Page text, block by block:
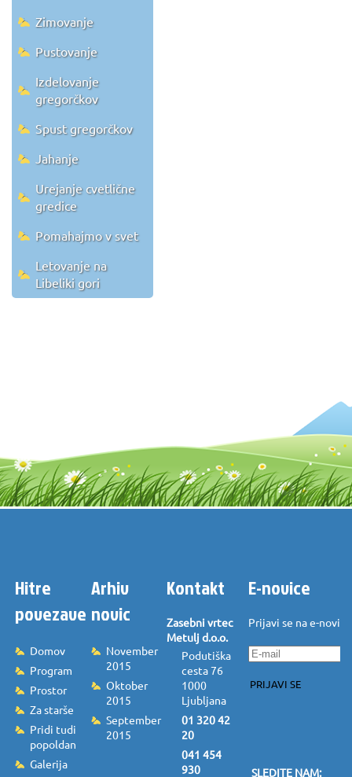
Zimovanje
Pustovanje
Izdelovanje
gregorčkov
Spust gregorčkov
Jahanje
Urejanje cvetlične
gredice
Pomahajmo v svet
Letovanje na
Libeliki gori
Hitre
povezave
Domov
Program
Prostor
Za starše
Pridi tudi
popoldan
Galerija
Arhiv
novic
November
2015
Oktober
2015
September
2015
Kontakt
Zasebni vrtec
Metulj d.o.o.
Podutiška
cesta 76
1000
Ljubljana
01 320 42
20
041 454
930
E-novice
Prijavi se na e-
PRIJAVI SE
SLEDITE NAM: